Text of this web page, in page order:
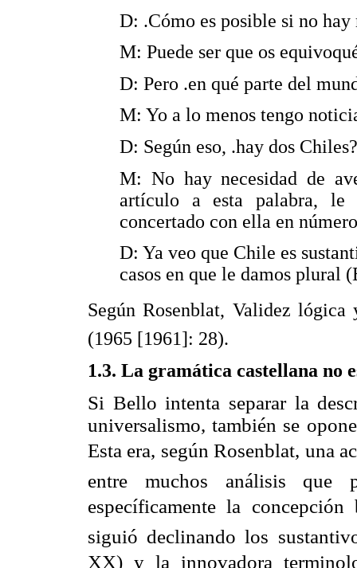
D: .Cómo es posible si no
M: Puede ser que os
D: Pero .en qué parte del
M: Yo a lo menos tengo
D: Según eso, .hay dos
M: No hay necesidad de
artículo a esta palabra, le
concertado con ella en
D: Ya veo que Chile es
casos en que le damos plural
Según Rosenblat, Validez
(1965 [1961]: 28).
1.3. La gramática castellana no
Si Bello intenta separar la
universalismo, también se
Esta era, según Rosenblat, una
entre muchos análisis que
específicamente la concepción
siguió declinando los
XX) y la innovadora